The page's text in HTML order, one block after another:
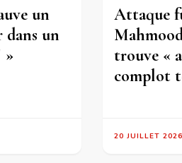
un
dans un
»
Attaque
trouve «
complot
20 JUILLET 2026